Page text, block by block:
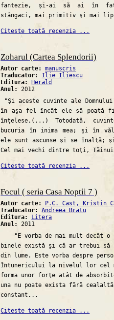
fantezie, şi-ai să ai în
stângaci, mai primitiv şi mai
Citeste toată recenzia ...
Zoharul (Cartea Splendorii)
Autor carte:manuscris
Traducator: Ilie Iliescu
Editura:
Herald
Anul:2012
"Şi aceste cuvinte ale
în aşa fel încât ele să poată
înţelese.(...) Totodată,
bucuria în inima mea; şi în
ele sunt ascunse şi se înalţă;
Cel mai vechi dintre toţi,
Citeste toată recenzia ...
Focul ( seria Casa Noptii 7 )
Autor carte:
P.C. Cast, Kristin
Traducator:Andreea Bratu
Editura:
Litera
Anul:2011
"E vorba de mai mult decât o
binele există şi că ar trebui să
din lume. Este vorba despre
Întunericului la nivelul lor cel
forma unor forţe atât de
una nu poate exista fără
constant...
Citeste toată recenzia ...